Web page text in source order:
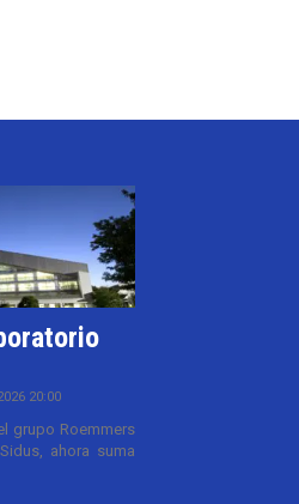
20:00
grupo Roemmers
ahora suma